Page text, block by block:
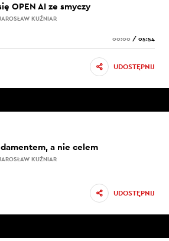
OPEN AI ze smyczy
KUŹNIAR
00:00 / 05:54
UDOSTĘPNIJ
a nie celem
KUŹNIAR
UDOSTĘPNIJ